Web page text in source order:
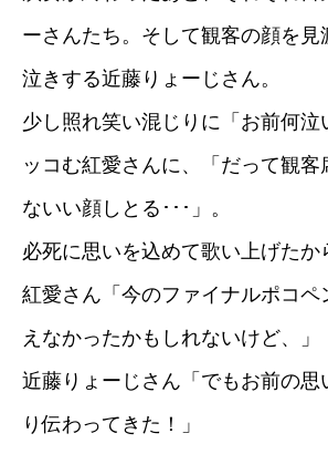
ーさんたち。そして観客の顔を見
泣きする近藤りょーじさん。
少し照れ笑い混じりに「お前何泣
ッコむ紅愛さんに、「だって観客
ないい顔しとる･･･」。
必死に思いを込めて歌い上げたか
紅愛さん「今のファイナルポコペ
えなかったかもしれないけど、」
近藤りょーじさん「でもお前の思
り伝わってきた！」